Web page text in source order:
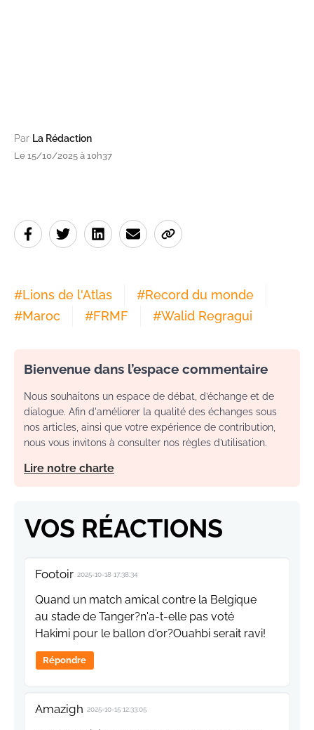
Par La Rédaction
Le 15/10/2025 à 10h37
#Lions de l'Atlas #Record du monde
#Maroc #FRMF #Walid Regragui
Bienvenue dans l’espace commentaire
Nous souhaitons un espace de débat, d’échange et de
dialogue. Afin d'améliorer la qualité des échanges sous
nos articles, ainsi que votre expérience de contribution,
nous vous invitons à consulter nos règles d’utilisation.
Lire notre charte
VOS RÉACTIONS
Footoir 2025-10-18 17:38:34
Quand un match amical contre la Belgique
au stade de Tanger?n'a-t-elle pas voté
Hakimi pour le ballon d'or?Ouahbi serait ravi!
Répondre
Amazigh 2025-10-15 12:33:05